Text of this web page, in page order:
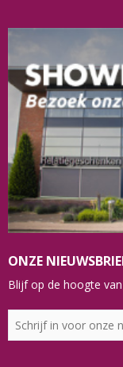
ONZE
Blijf op de hoogte